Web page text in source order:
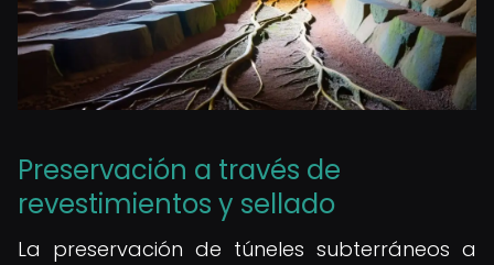
Preservación a través de
revestimientos y sellado
La preservación de túneles subterráneos a